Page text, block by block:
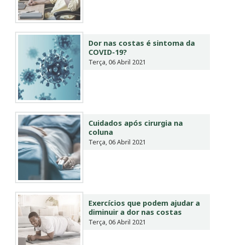
Dor nas costas é sintoma da
COVID-19?
Terça, 06 Abril 2021
Cuidados após cirurgia na
coluna
Terça, 06 Abril 2021
Exercícios que podem ajudar a
diminuir a dor nas costas
Terça, 06 Abril 2021